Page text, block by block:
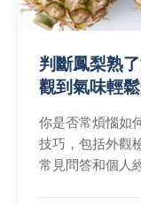
判斷鳳梨熟
觀到氣味輕
你是否常煩惱如
技巧，包括外觀
常見問答和個人